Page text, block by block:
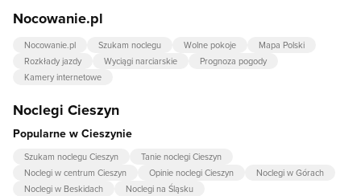
Nocowanie.pl
Nocowanie.pl Szukam noclegu Wolne pokoje
Mapa Polski
Rozkłady jazdy
Wyciągi narciarskie
Prognoza pogody
Kamery internetowe
Noclegi Cieszyn
Popularne w Cieszynie
Szukam noclegu Cieszyn
Tanie noclegi Cieszyn
Noclegi w centrum Cieszyn
Opinie noclegi Cieszyn
Noclegi w Górach
Noclegi w Beskidach
Noclegi na Śląsku